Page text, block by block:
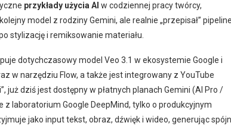
przykłady użycia AI w codziennej pracy twórcy,
model z rodziny Gemini, ale realnie „przepisał” pipeline
stylizację i remiksowanie materiału.
dotychczasowy model Veo 3.1 w ekosystemie Google i
w narzędziu Flow, a także jest integrowany z YouTube
już dziś jest dostępny w płatnych planach Gemini (AI Pro /
laboratorium Google DeepMind, tylko o produkcyjnym
jako input tekst, obraz, dźwięk i wideo, generując